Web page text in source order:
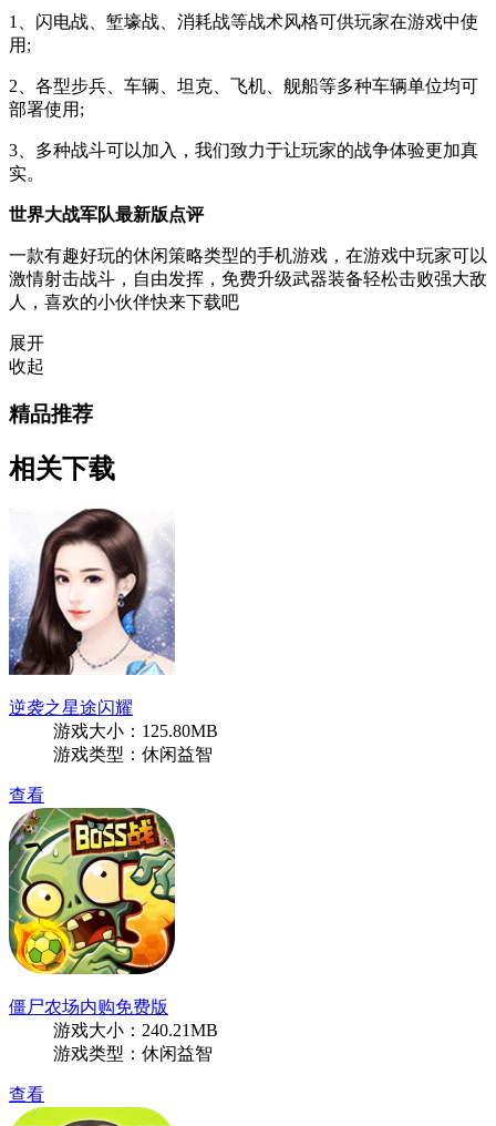
1、闪电战、堑壕战、消耗战等战术风格可供玩家在游戏中使
用;
2、各型步兵、车辆、坦克、飞机、舰船等多种车辆单位均可
部署使用;
3、多种战斗可以加入，我们致力于让玩家的战争体验更加真
实。
世界大战军队最新版点评
一款有趣好玩的休闲策略类型的手机游戏，在游戏中玩家可以
激情射击战斗，自由发挥，免费升级武器装备轻松击败强大敌
人，喜欢的小伙伴快来下载吧
展开
收起
精品推荐
相关下载
逆袭之星途闪耀
游戏大小：125.80MB
游戏类型：休闲益智
查看
僵尸农场内购免费版
游戏大小：240.21MB
游戏类型：休闲益智
查看